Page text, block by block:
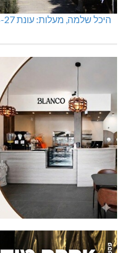
היכל שלמה, מעלות: עונת 26-27